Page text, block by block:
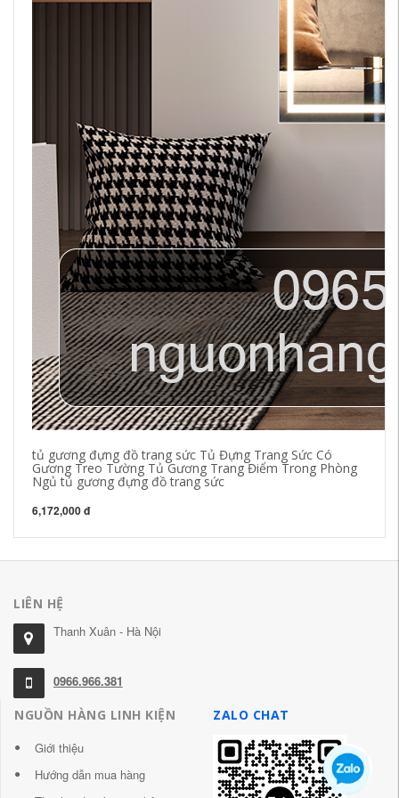
tủ gương đựng đồ trang sức Tủ Đựng Trang Sức Có
Gương Treo Tường Tủ Gương Trang Điểm Trong Phòng
Ngủ tủ gương đựng đồ trang sức
6,172,000 đ
LIÊN HỆ
Thanh Xuân - Hà Nội
0966.966.381
NGUỒN HÀNG LINH KIỆN
Giới thiệu
Hướng dẫn mua hàng
ZALO CHAT